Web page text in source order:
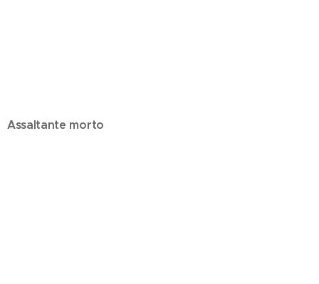
Assaltante morto